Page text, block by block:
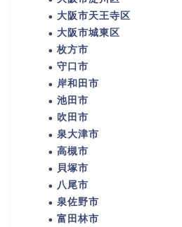
大阪市天王寺区
大阪市城東区
枚方市
守口市
岸和田市
池田市
吹田市
泉大津市
高槻市
貝塚市
八尾市
泉佐野市
富田林市